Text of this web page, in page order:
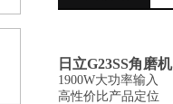
日立G23SS角磨机
1900W大功率输入
高性价比产品定位